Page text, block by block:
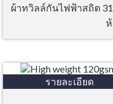
ผ้าทวิลล์กันไฟฟ้าสถิต
รายละเอียด